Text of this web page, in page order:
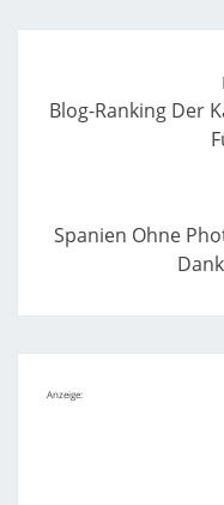
Blog-Ranking Der
Spanien Ohne
Anzeige: